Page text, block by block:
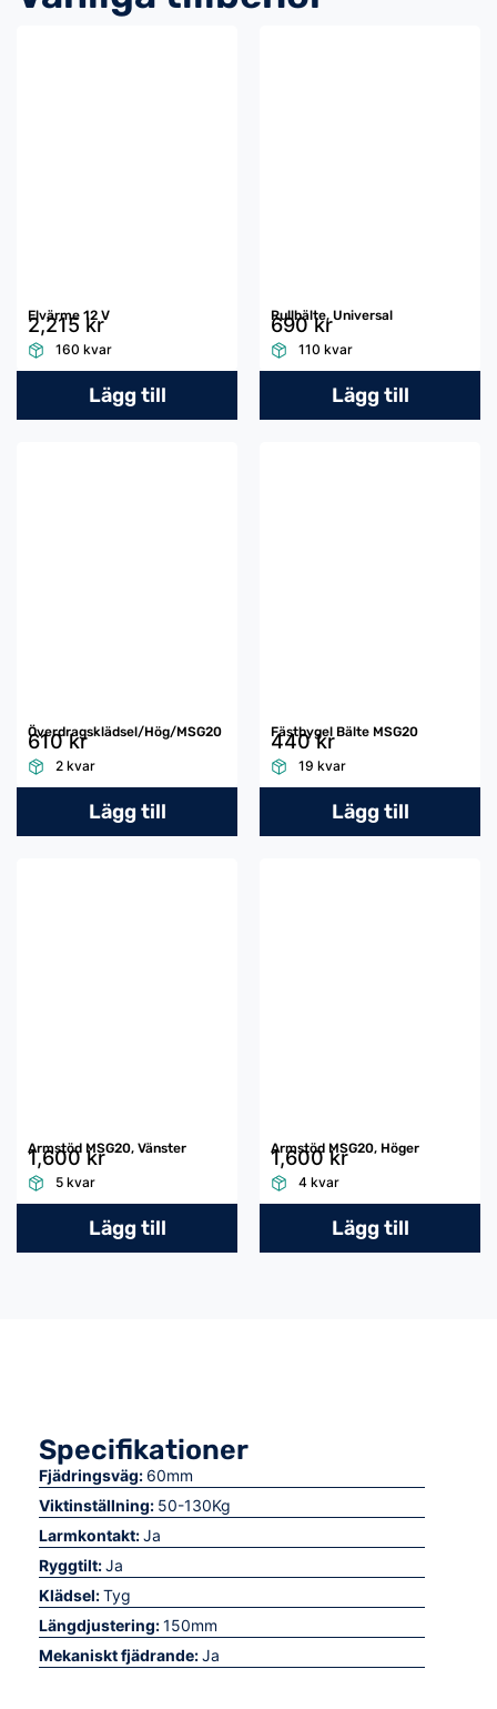
Elvärme 12 V
2,215 kr
160 kvar
Lägg till
Rullbälte, Universal
690 kr
110 kvar
Lägg till
Överdragsklädsel/Hög/MSG20
610 kr
2 kvar
Lägg till
Fästbygel Bälte MSG20
440 kr
19 kvar
Lägg till
Armstöd MSG20, Vänster
1,600 kr
5 kvar
Lägg till
Armstöd MSG20, Höger
1,600 kr
4 kvar
Lägg till
Specifikationer
Fjädringsväg: 60mm
Viktinställning: 50-130Kg
Larmkontakt:Ja
Ryggtilt:Ja
Klädsel:Tyg
Längdjustering:150mm
Mekaniskt fjädrande:Ja